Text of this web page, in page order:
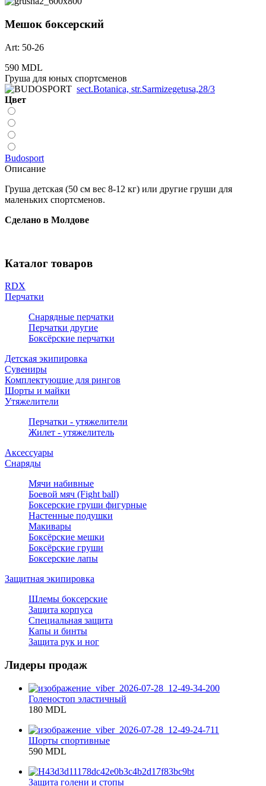
Мешок боксерский
Art: 50-26
590 MDL
Груша для юных спортсменов
sect.Botanica, str.Sarmizegetusa,28/3
Цвет
Budosport
Описание
Груша детская (50 см вес 8-12 кг) или другие груши для
маленьких спортсменов.
Сделано в Молдове
Каталог товаров
RDX
Перчатки
Снарядные перчатки
Перчатки другие
Боксёрские перчатки
Детская экипировка
Сувениры
Комплектующие для рингов
Шорты и майки
Утяжелители
Перчатки - утяжелители
Жилет - утяжелитель
Аксессуары
Снаряды
Мячи набивные
Боевой мяч (Fight ball)
Боксерские груши фигурные
Настенные подушки
Макивары
Боксёрские мешки
Боксёрские груши
Боксерские лапы
Защитная экипировка
Шлемы боксерские
Защита корпуса
Специальная защита
Капы и бинты
Защита рук и ног
Лидеры продаж
Голеностоп эластичный
180 MDL
Шорты спортивные
590 MDL
Защита голени и стопы